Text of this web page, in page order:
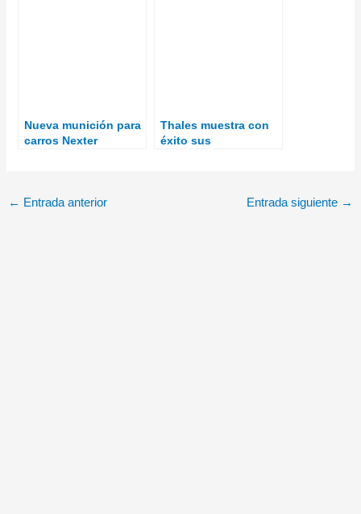
Nueva munición para
carros Nexter
Thales muestra con
éxito sus
la Fuerza 2035 del
← Entrada anterior Entrada siguiente →